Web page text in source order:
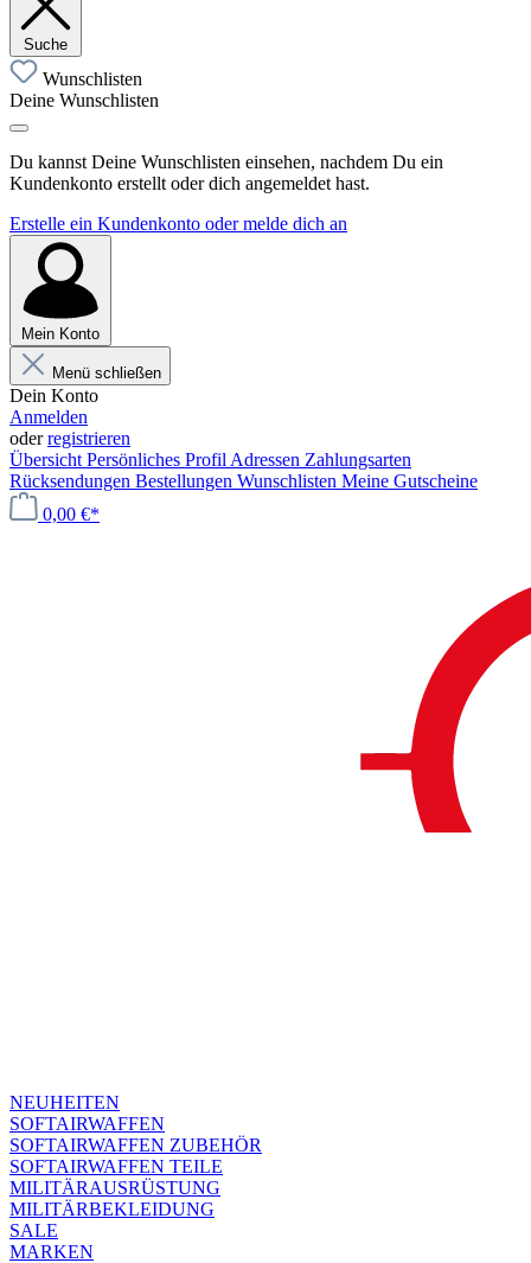
Suche
Wunschlisten
Deine Wunschlisten
Du kannst Deine Wunschlisten einsehen, nachdem Du ein
Kundenkonto erstellt oder dich angemeldet hast.
Erstelle ein Kundenkonto oder melde dich an
Mein Konto
Menü schließen
Dein Konto
Anmelden
oderregistrieren
Übersicht Persönliches Profil Adressen Zahlungsarten
Rücksendungen Bestellungen Wunschlisten Meine Gutscheine
0,00 €*
NEUHEITEN
SOFTAIRWAFFEN
SOFTAIRWAFFEN ZUBEHÖR
SOFTAIRWAFFEN TEILE
MILITÄRAUSRÜSTUNG
MILITÄRBEKLEIDUNG
SALE
MARKEN